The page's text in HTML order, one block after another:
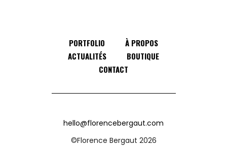
PORTFOLIO
À PROPOS
ACTUALITÉS
BOUTIQUE
CONTACT
hello@florencebergaut.com
©Florence Bergaut 2026